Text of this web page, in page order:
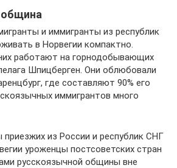
община
и иммигранты из республик
в Норвегии компактно.
работают на горнодобывающих
Шпицберген. Они облюбовали
где составляют 90% его
иммигрантов много
из России и республик СНГ
уроженцы постсоветских стран
русскоязычной общины вне